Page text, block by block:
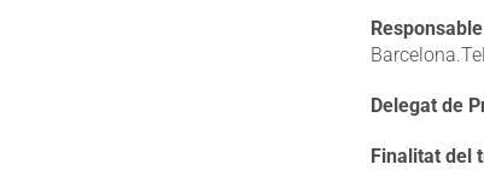
Delegat de
Finalitat del